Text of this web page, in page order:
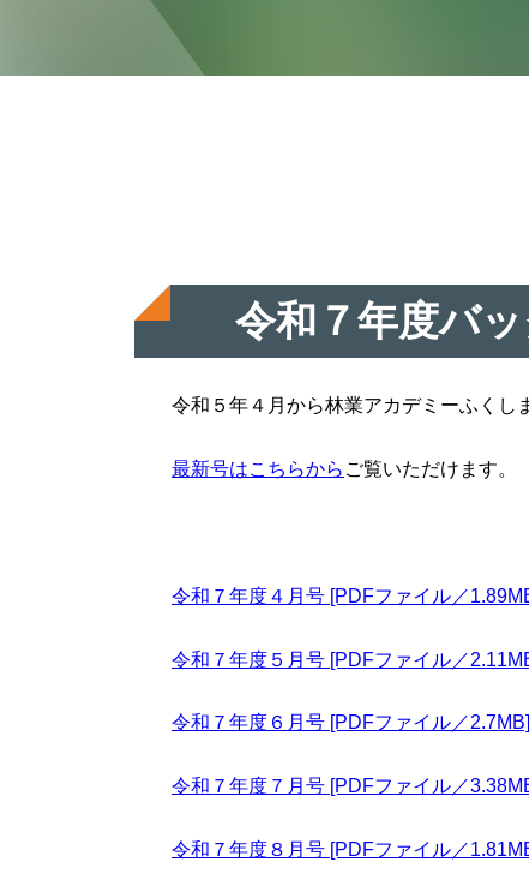
令和７年度バ
令和５年４月から林業アカデミーふくし
最新号はこちらから ご覧いただけます。
令和７年度４月号 [PDFファイル／
令和７年度５月号 [PDFファイル／
令和７年度６月号 [PDFファイル／2.7MB]
令和７年度７月号 [PDFファイル／
令和７年度８月号 [PDFファイル／